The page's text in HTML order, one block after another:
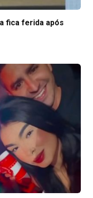
fica ferida após